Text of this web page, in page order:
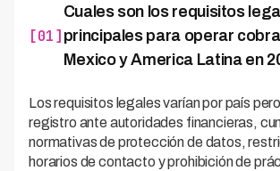
[01]
Cuales son los requisitos
principales para operar
Mexico y America Latina en
Los requisitos legales varían por país
registro ante autoridades financieras,
normativas de protección de datos,
horarios de contacto y prohibición de